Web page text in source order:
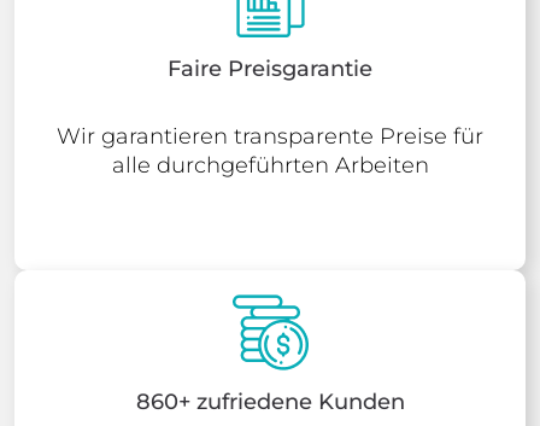
Faire Preisgarantie
Wir garantieren transparente Preise für
alle durchgeführten Arbeiten
860+ zufriedene Kunden